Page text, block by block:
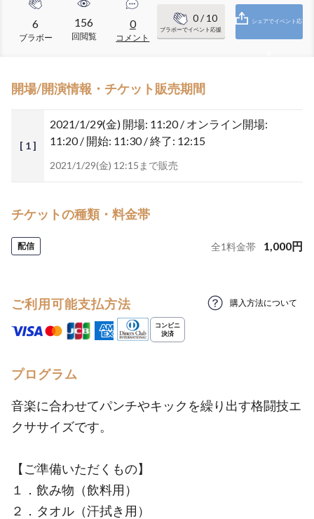
6
ブラボー
156
回閲覧
0
コメント
0/ 10
ブラボーでイベント応援
シェアでイベント応
開場/開演情報・チケット販売期間
[ 1 ]
2021/1/29(金) 開場: 11:20 / オンライン開場:
11:20 / 開始: 11:30 / 終了: 12:15
2021/1/29(金) 12:15まで販売
チケットの種類・料金帯
配信 全1料金帯 1,000円
ご利用可能支払方法 購入方法について
プログラム
音楽に合わせてパンチやキックを繰り出す格闘技エ
クササイズです。
【ご準備いただくもの】
１．飲み物（飲料用）
２．タオル（汗拭き用）